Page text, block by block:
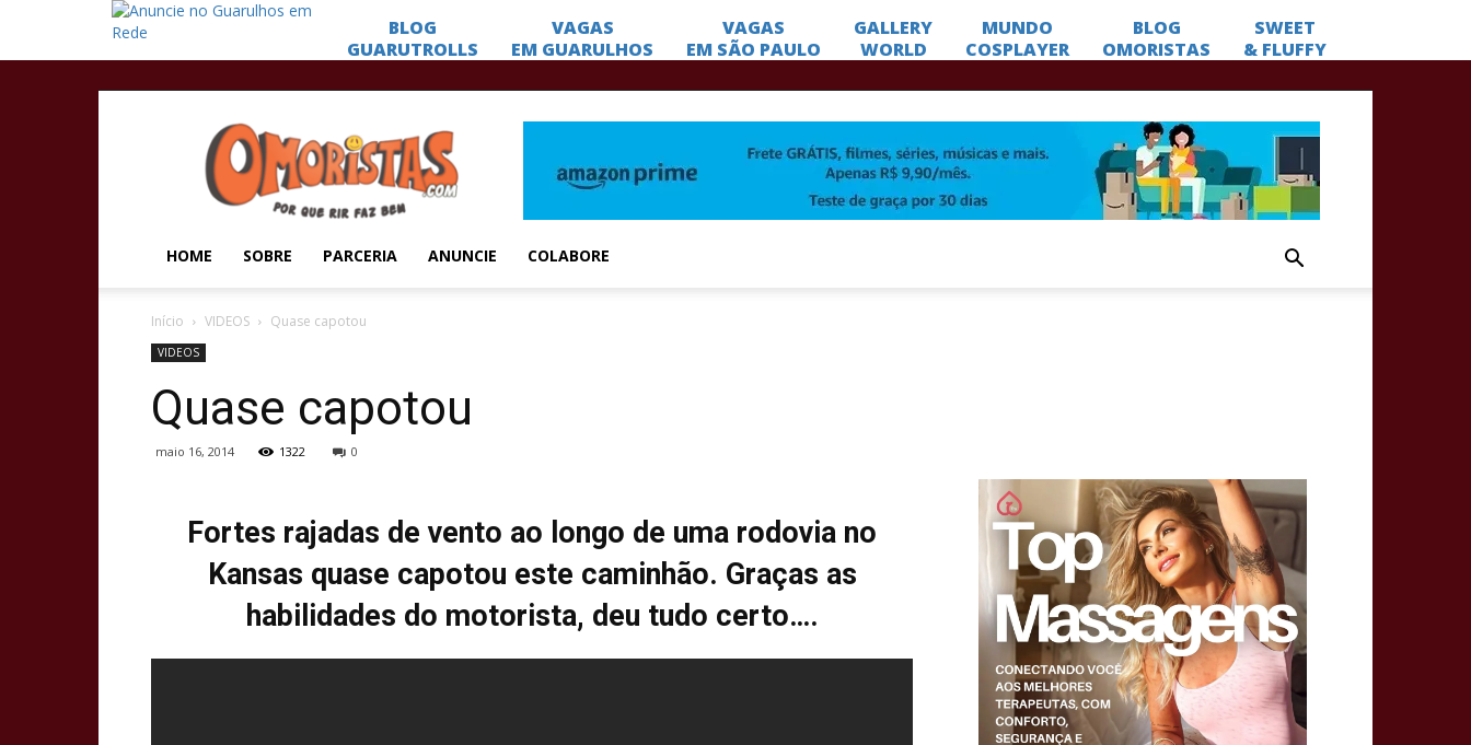
Omoristas
HOME SOBRE PARCERIA ANUNCIE COLABORE
Início VIDEOS Quase capotou
VIDEOS
Quase capotou
maio 16, 2014 1322 0
Fortes rajadas de vento ao longo de uma rodovia no
Kansas quase capotou este caminhão. Graças as
habilidades do motorista, deu tudo certo….